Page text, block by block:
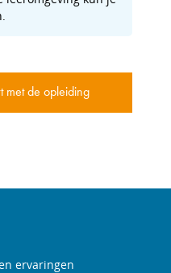
met de opleiding
ervaringen